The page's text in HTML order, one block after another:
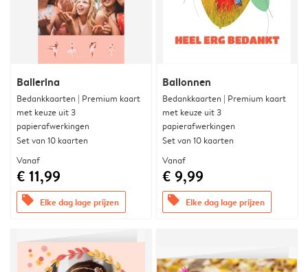
Ballerina
Bedankkaarten | Premium kaart
met keuze uit 3
papierafwerkingen
Set van 10 kaarten
Vanaf
€ 11,99
offers Elke dag lage prijzen
Ballonnen
Bedankkaarten | Premium kaart
met keuze uit 3
papierafwerkingen
Set van 10 kaarten
Vanaf
€ 9,99
offers Elke dag lage prijzen